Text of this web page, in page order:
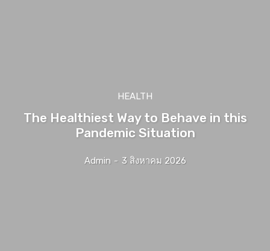
HEALTH
The Healthiest Way to Behave in this
Pandemic Situation
Admin - 3 สิงหาคม 2026